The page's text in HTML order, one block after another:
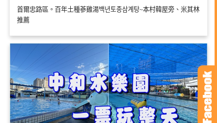
首爾忠路區。百年土種蔘雞湯백년토종삼계탕~本村韓屋旁、米其林
推薦